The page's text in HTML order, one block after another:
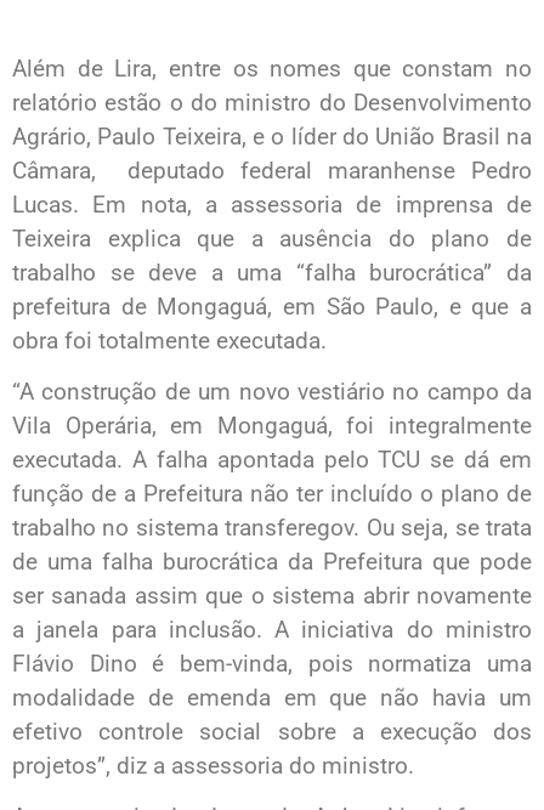
Além de Lira, entre os nomes que constam no
relatório estão o do ministro do Desenvolvimento
Agrário, Paulo Teixeira, e o líder do União Brasil na
Câmara, deputado federal maranhense Pedro
Lucas. Em nota, a assessoria de imprensa de
Teixeira explica que a ausência do plano de
trabalho se deve a uma “falha burocrática” da
prefeitura de Mongaguá, em São Paulo, e que a
obra foi totalmente executada.
“A construção de um novo vestiário no campo da
Vila Operária, em Mongaguá, foi integralmente
executada. A falha apontada pelo TCU se dá em
função de a Prefeitura não ter incluído o plano de
trabalho no sistema transferegov. Ou seja, se trata
de uma falha burocrática da Prefeitura que pode
ser sanada assim que o sistema abrir novamente
a janela para inclusão. A iniciativa do ministro
Flávio Dino é bem-vinda, pois normatiza uma
modalidade de emenda em que não havia um
efetivo controle social sobre a execução dos
projetos”, diz a assessoria do ministro.